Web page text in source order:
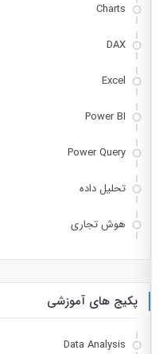
Charts
DAX
Excel
Power BI
Power Query
تحلیل داده
هوش تجاری
پکیج های آموزشی
Data Analysis